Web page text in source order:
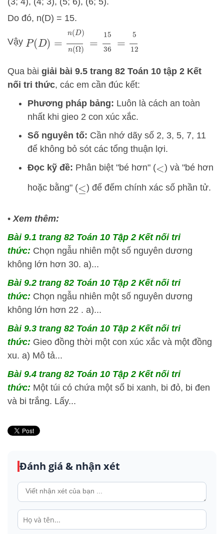
Do đó, n(D) = 15.
Vậy P (D)= D)n( 15 =5
Qua bài giải bài 9.5 trang 82 Toán 10 tập 2 Kết
nối tri thức, các em cần đúc kết:
Phương pháp bảng: Luôn là cách an toàn
nhất khi gieo 2 con xúc xắc.
Số nguyên tố: Cần nhớ dãy số 2, 3, 5, 7, 11
để không bỏ sót các tổng thuận lợi.
Đọc kỹ đề: Phân biệt "bé hơn" (< ) và "bé hơn
hoặc bằng" (≤ ) để đếm chính xác số phần tử.
•Xem thêm:
Bài 9.1 trang 82 Toán 10 Tập 2 Kết nối tri
thức: Chọn ngẫu nhiên một số nguyên dương
không lớn hơn 30. a)...
Bài 9.2 trang 82 Toán 10 Tập 2 Kết nối tri
thức: Chọn ngẫu nhiên một số nguyên dương
không lớn hơn 22 . a)...
Bài 9.3 trang 82 Toán 10 Tập 2 Kết nối tri
thức: Gieo đồng thời một con xúc xắc và một đồng
xu. a) Mô tả...
Bài 9.4 trang 82 Toán 10 Tập 2 Kết nối tri
thức: Một túi có chứa một số bi xanh, bi đỏ, bi đen
và bi trắng. Lấy...
Đánh giá & nhận xét